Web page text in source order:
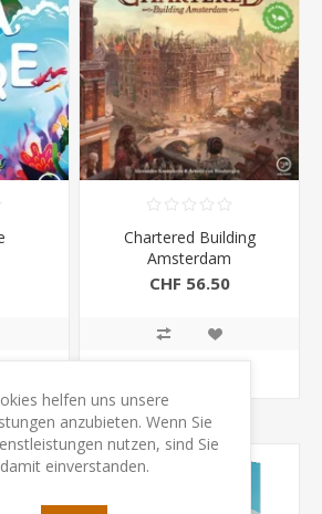
Chartered Building
Amsterdam
CHF 56.50
helfen uns unsere
anzubieten. Wenn Sie
nutzen, sind Sie
damit einverstanden.